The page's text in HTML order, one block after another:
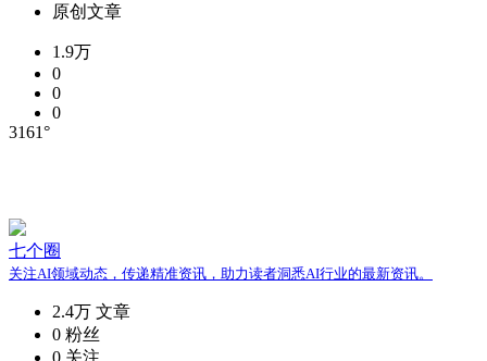
原创文章
1.9万
0
0
0
3161°
七个圈
关注AI领域动态，传递精准资讯，助力读者洞悉AI行业的最新资讯。
2.4万 文章
0 粉丝